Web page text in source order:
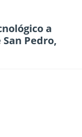
a
Pedro,